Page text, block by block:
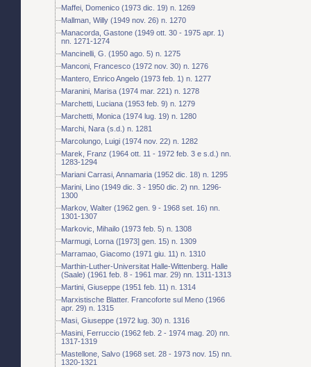
Maffei, Domenico (1973 dic. 19) n. 1269
Mallman, Willy (1949 nov. 26) n. 1270
Manacorda, Gastone (1949 ott. 30 - 1975 apr. 1)
nn. 1271-1274
Mancinelli, G. (1950 ago. 5) n. 1275
Manconi, Francesco (1972 nov. 30) n. 1276
Mantero, Enrico Angelo (1973 feb. 1) n. 1277
Maranini, Marisa (1974 mar. 221) n. 1278
Marchetti, Luciana (1953 feb. 9) n. 1279
Marchetti, Monica (1974 lug. 19) n. 1280
Marchi, Nara (s.d.) n. 1281
Marcolungo, Luigi (1974 nov. 22) n. 1282
Marek, Franz (1964 ott. 11 - 1972 feb. 3 e s.d.) nn.
1283-1294
Mariani Carrasi, Annamaria (1952 dic. 18) n. 1295
Marini, Lino (1949 dic. 3 - 1950 dic. 2) nn. 1296-
1300
Markov, Walter (1962 gen. 9 - 1968 set. 16) nn.
1301-1307
Markovic, Mihailo (1973 feb. 5) n. 1308
Marmugi, Lorna ([1973] gen. 15) n. 1309
Marramao, Giacomo (1971 giu. 11) n. 1310
Marthin-Luther-Universitat Halle-Wittenberg. Halle
(Saale) (1961 feb. 8 - 1961 mar. 29) nn. 1311-1313
Martini, Giuseppe (1951 feb. 11) n. 1314
Marxistische Blatter. Francoforte sul Meno (1966
apr. 29) n. 1315
Masi, Giuseppe (1972 lug. 30) n. 1316
Masini, Ferruccio (1962 feb. 2 - 1974 mag. 20) nn.
1317-1319
Mastellone, Salvo (1968 set. 28 - 1973 nov. 15) nn.
1320-1321